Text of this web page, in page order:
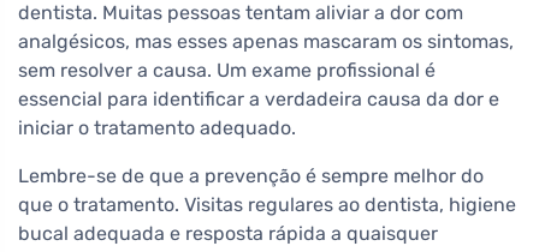
dentista. Muitas pessoas tentam aliviar a dor com
analgésicos, mas esses apenas mascaram os sintomas,
sem resolver a causa. Um exame profissional é
essencial para identificar a verdadeira causa da dor e
iniciar o tratamento adequado.
Lembre-se de que a prevenção é sempre melhor do
que o tratamento. Visitas regulares ao dentista, higiene
bucal adequada e resposta rápida a quaisquer